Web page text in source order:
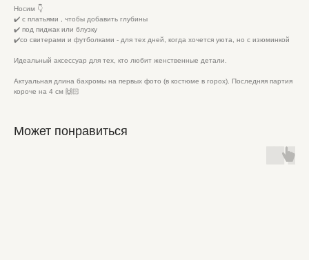
Носим 👇
✔️ с платьями , чтобы добавить глубины
✔️ под пиджак или блузку
✔️со свитерами и футболками - для тех дней, когда хочется уюта, но с изюминкой
Идеальный аксессуар для тех, кто любит женственные детали.
Актуальная длина бахромы на первых фото (в костюме в горох). Последняя партия
короче на 4 см 🙌🏻
Может понравиться